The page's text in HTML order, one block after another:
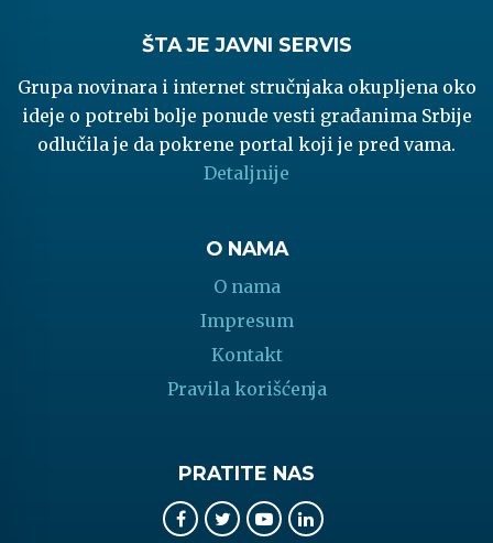
ŠTA JE JAVNI SERVIS
Grupa novinara i internet stručnjaka okupljena oko
ideje o potrebi bolje ponude vesti građanima Srbije
odlučila je da pokrene portal koji je pred vama.
Detaljnije
O NAMA
O nama
Impresum
Kontakt
Pravila korišćenja
PRATITE NAS